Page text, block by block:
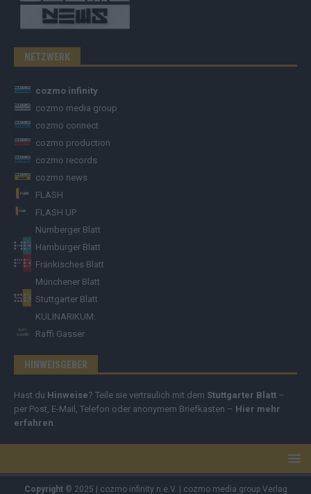
NETZWERK
cozmo infinity
cozmo media group
cozmo connect
cozmo production
cozmo records
cozmo news
FLASH
FLASH UP
Nürnberger Blatt
Hamburger Blatt
Fränkisches Blatt
Münchener Blatt
Stuttgarter Blatt
KULINARIKUM.
Raffi Gasser
HINWEISGEBER
Hast du Hinweise? Teile sie vertraulich mit dem Stuttgarter Blatt –
per Post, E-Mail, Telefon oder anonymem Briefkasten – Hier mehr
erfahren.
Copyright© 2025 | cozmo infinity n.e.V. | cozmo media group Verlag